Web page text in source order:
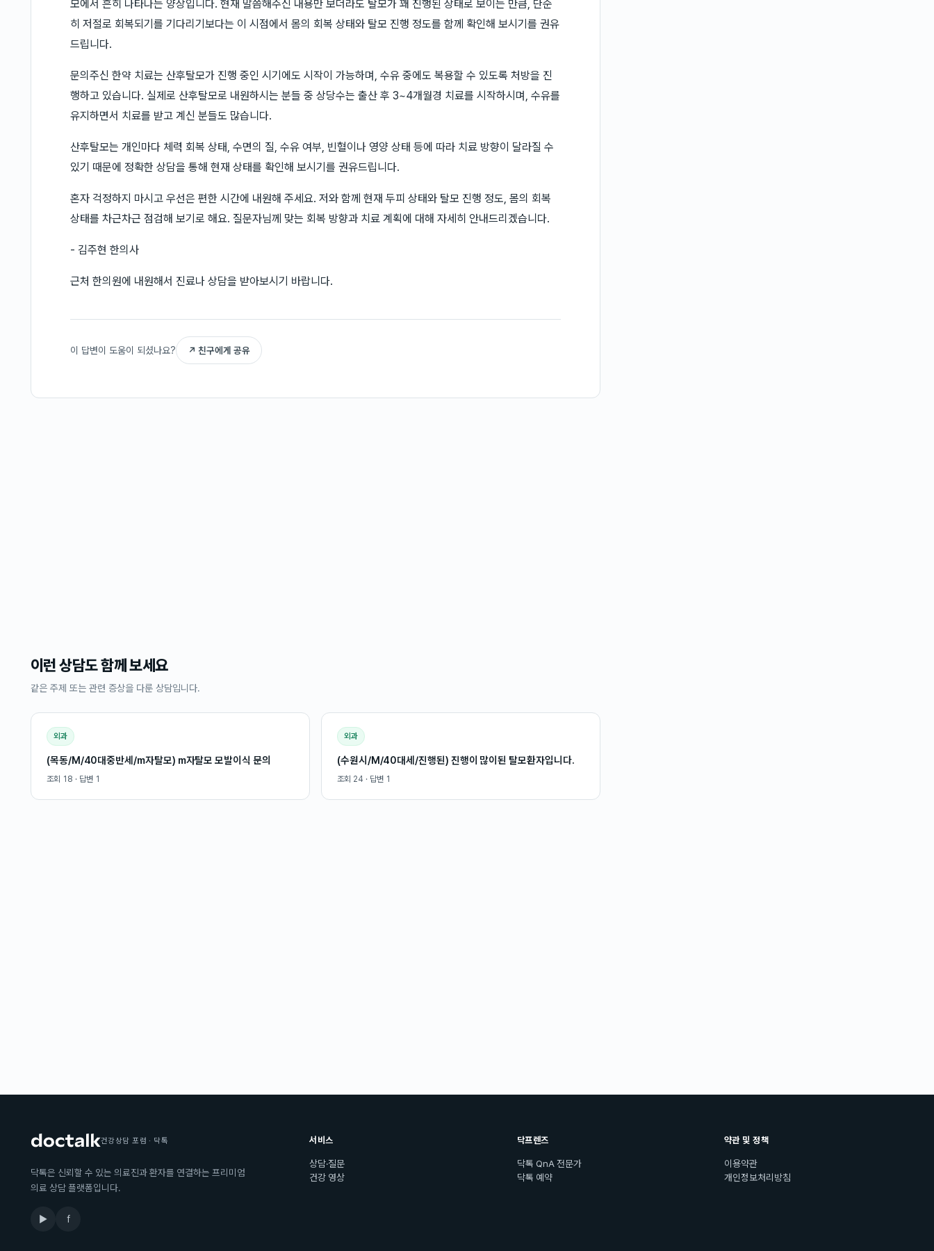
모에서 흔히 나타나는 양상입니다. 현재 말씀해주신 내용만 보더라도 탈모가 꽤 진행된 상태로 보이는 만큼, 단순
히 저절로 회복되기를 기다리기보다는 이 시점에서 몸의 회복 상태와 탈모 진행 정도를 함께 확인해 보시기를 권유
드립니다.
문의주신 한약 치료는 산후탈모가 진행 중인 시기에도 시작이 가능하며, 수유 중에도 복용할 수 있도록 처방을 진
행하고 있습니다. 실제로 산후탈모로 내원하시는 분들 중 상당수는 출산 후 3~4개월경 치료를 시작하시며, 수유를
유지하면서 치료를 받고 계신 분들도 많습니다.
산후탈모는 개인마다 체력 회복 상태, 수면의 질, 수유 여부, 빈혈이나 영양 상태 등에 따라 치료 방향이 달라질 수
있기 때문에 정확한 상담을 통해 현재 상태를 확인해 보시기를 권유드립니다.
혼자 걱정하지 마시고 우선은 편한 시간에 내원해 주세요. 저와 함께 현재 두피 상태와 탈모 진행 정도, 몸의 회복
상태를 차근차근 점검해 보기로 해요. 질문자님께 맞는 회복 방향과 치료 계획에 대해 자세히 안내드리겠습니다.
- 김주현 한의사
근처 한의원에 내원해서 진료나 상담을 받아보시기 바랍니다.
이 답변이 도움이 되셨나요? ↗ 친구에게 공유
이런 상담도 함께 보세요
같은 주제 또는 관련 증상을 다룬 상담입니다.
외과
(목동/M/40대중반세/m자탈모) m자탈모 모발이식 문의
조회 18 · 답변 1
외과
(수원시/M/40대세/진행된) 진행이 많이된 탈모환자입니다.
조회 24 · 답변 1
건강상담 포럼 · 닥톡
닥톡은 신뢰할 수 있는 의료진과 환자를 연결하는 프리미엄
의료 상담 플랫폼입니다.
▶ f
서비스
상담·질문
건강 영상
닥프렌즈
닥톡 QnA 전문가
닥톡 예약
약관 및 정책
이용약관
개인정보처리방침